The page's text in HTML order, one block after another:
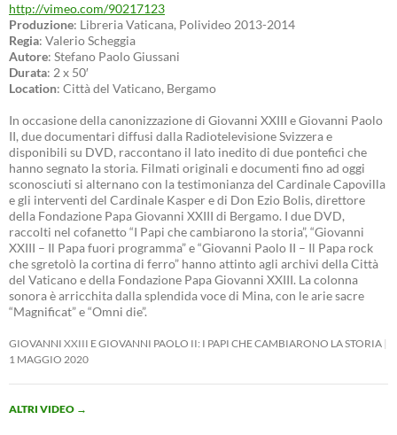
http://vimeo.com/90217123
Produzione: Libreria Vaticana, Polivideo 2013-2014
Regia: Valerio Scheggia
Autore: Stefano Paolo Giussani
Durata: 2 x 50′
Location: Città del Vaticano, Bergamo
In occasione della canonizzazione di Giovanni XXIII e Giovanni Paolo
II, due documentari diffusi dalla Radiotelevisione Svizzera e
disponibili su DVD, raccontano il lato inedito di due pontefici che
hanno segnato la storia. Filmati originali e documenti fino ad oggi
sconosciuti si alternano con la testimonianza del Cardinale Capovilla
e gli interventi del Cardinale Kasper e di Don Ezio Bolis, direttore
della Fondazione Papa Giovanni XXIII di Bergamo. I due DVD,
raccolti nel cofanetto “I Papi che cambiarono la storia”, “Giovanni
XXIII – Il Papa fuori programma” e “Giovanni Paolo II – Il Papa rock
che sgretolò la cortina di ferro” hanno attinto agli archivi della Città
del Vaticano e della Fondazione Papa Giovanni XXIII. La colonna
sonora è arricchita dalla splendida voce di Mina, con le arie sacre
“Magnificat” e “Omni die”.
GIOVANNI XXIII E GIOVANNI PAOLO II: I PAPI CHE CAMBIARONO LA STORIA
1 MAGGIO 2020
ALTRI VIDEO →